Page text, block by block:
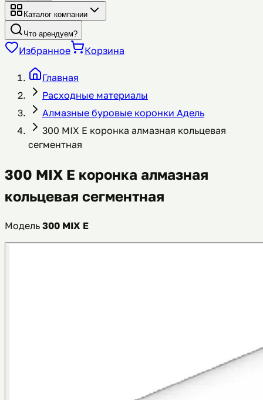
Каталог компании
Что арендуем?
Избранное Корзина
Главная
Расходные материалы
Алмазные буровые коронки Адель
300 MIX E коронка алмазная кольцевая
сегментная
300 MIX E коронка алмазная
кольцевая сегментная
Модель 300 MIX E